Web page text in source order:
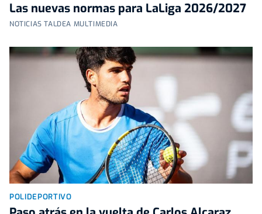
Las nuevas normas para LaLiga 2026/2027
NOTICIAS TALDEA MULTIMEDIA
POLIDEPORTIVO